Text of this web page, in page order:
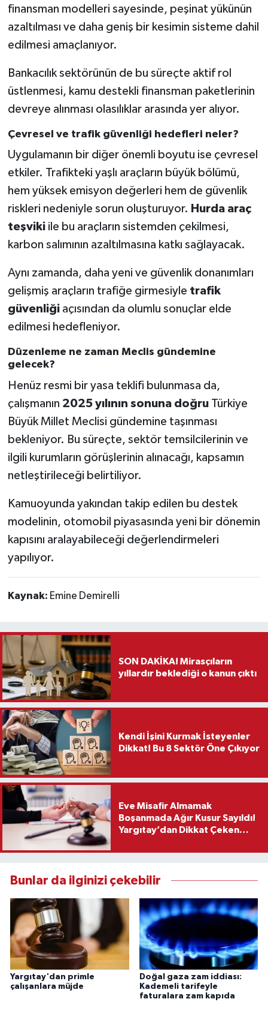
finansman modelleri sayesinde, peşinat yükünün
azaltılması ve daha geniş bir kesimin sisteme dahil
edilmesi amaçlanıyor.
Bankacılık sektörünün de bu süreçte aktif rol
üstlenmesi, kamu destekli finansman paketlerinin
devreye alınması olasılıklar arasında yer alıyor.
Çevresel ve trafik güvenliği hedefleri neler?
Uygulamanın bir diğer önemli boyutu ise çevresel
etkiler. Trafikteki yaşlı araçların büyük bölümü,
hem yüksek emisyon değerleri hem de güvenlik
riskleri nedeniyle sorun oluşturuyor. Hurda araç
teşvikiile bu araçların sistemden çekilmesi,
karbon salımının azaltılmasına katkı sağlayacak.
Aynı zamanda, daha yeni ve güvenlik donanımları
gelişmiş araçların trafiğe girmesiyle trafik
güvenliğiaçısından da olumlu sonuçlar elde
edilmesi hedefleniyor.
Düzenleme ne zaman Meclis gündemine
gelecek?
Henüz resmi bir yasa teklifi bulunmasa da,
çalışmanın 2025 yılının sonuna doğruTürkiye
Büyük Millet Meclisi gündemine taşınması
bekleniyor. Bu süreçte, sektör temsilcilerinin ve
ilgili kurumların görüşlerinin alınacağı, kapsamın
netleştirileceği belirtiliyor.
Kamuoyunda yakından takip edilen bu destek
modelinin, otomobil piyasasında yeni bir dönemin
kapısını aralayabileceği değerlendirmeleri
yapılıyor.
Kaynak: Emine Demirelli
SON DAKİKA! Mirasçıların
yıllardır beklediği o kanun çıktı
Kendi İşini Kurmak İsteyenler
Dikkat! Bu 8 Sektör Öne Çıkıyor
Eve Misafir Almamak
Boşanmada Ağır Kusur Sayıldı!
Yargıtay’dan Dikkat Çeken
Bunlar da ilginizi çekebilir
Yargıtay'dan primle
çalışanlara müjde
Doğal gaza zam iddiası:
Kademeli tarifeyle
faturalara zam kapıda